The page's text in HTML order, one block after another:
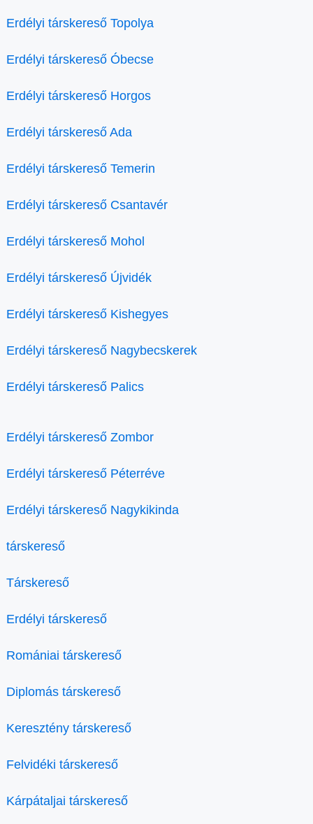
Erdélyi társkereső Topolya
Erdélyi társkereső Óbecse
Erdélyi társkereső Horgos
Erdélyi társkereső Ada
Erdélyi társkereső Temerin
Erdélyi társkereső Csantavér
Erdélyi társkereső Mohol
Erdélyi társkereső Újvidék
Erdélyi társkereső Kishegyes
Erdélyi társkereső Nagybecskerek
Erdélyi társkereső Palics
Erdélyi társkereső Zombor
Erdélyi társkereső Péterréve
Erdélyi társkereső Nagykikinda
társkereső
Társkereső
Erdélyi társkereső
Romániai társkereső
Diplomás társkereső
Keresztény társkereső
Felvidéki társkereső
Kárpátaljai társkereső